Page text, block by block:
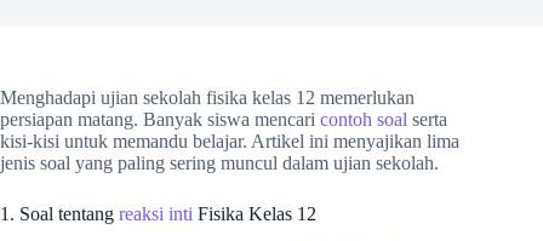
Menghadapi ujian sekolah fisika kelas 12 memerlukan
persiapan matang. Banyak siswa mencari contoh soal serta
kisi-kisi untuk memandu belajar. Artikel ini menyajikan lima
jenis soal yang paling sering muncul dalam ujian sekolah.
1. Soal tentang reaksi inti Fisika Kelas 12